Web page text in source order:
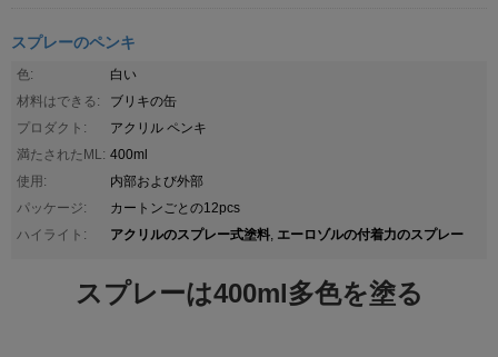
スプレーのペンキ
色:
白い
材料はできる:
ブリキの缶
プロダクト:
アクリル ペンキ
満たされたML: 400ml
使用:
内部および外部
パッケージ:
カートンごとの12pcs
ハイライト:
アクリルのスプレー式塗料, エーロゾルの付着力のスプレー
スプレーは400ml多色を塗る